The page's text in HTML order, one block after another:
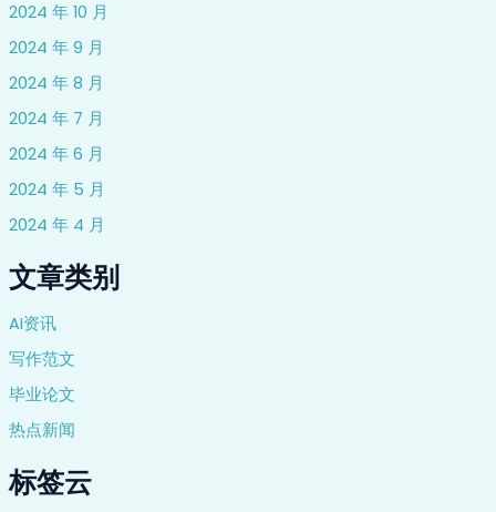
2024 年 10 月
2024 年 9 月
2024 年 8 月
2024 年 7 月
2024 年 6 月
2024 年 5 月
2024 年 4 月
文章类别
AI资讯
写作范文
毕业论文
热点新闻
标签云